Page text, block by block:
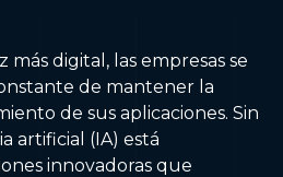
digital, las empresas se
de mantener la
de sus aplicaciones. Sin
artificial (IA) está
innovadoras que